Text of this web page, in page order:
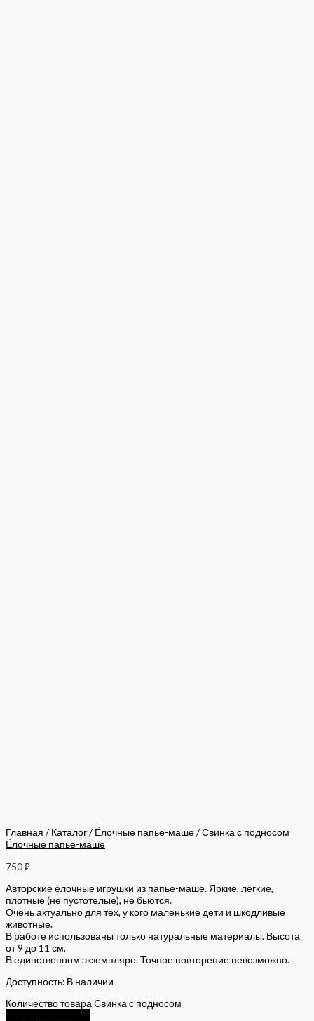
Главная / Каталог/ Ёлочные папье-маше/ Свинка с подносом
Ёлочные папье-маше
750₽
Авторские ёлочные игрушки из папье-маше. Яркие, лёгкие,
плотные (не пустотелые), не бьются.
Очень актуально для тех, у кого маленькие дети и шкодливые
животные.
В работе использованы только натуральные материалы. Высота
от 9 до 11 см.
В единственном экземпляре. Точное повторение невозможно.
Доступность: В наличии
Количество товара Свинка с подносом